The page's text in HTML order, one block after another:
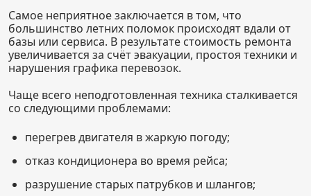
Самое неприятное заключается в том, что
большинство летних поломок происходят вдали от
базы или сервиса. В результате стоимость ремонта
увеличивается за счёт эвакуации, простоя техники и
нарушения графика перевозок.
Чаще всего неподготовленная техника сталкивается
со следующими проблемами:
перегрев двигателя в жаркую погоду;
отказ кондиционера во время рейса;
разрушение старых патрубков и шлангов;